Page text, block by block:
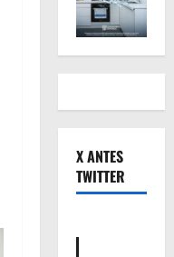
X ANTES
TWITTER